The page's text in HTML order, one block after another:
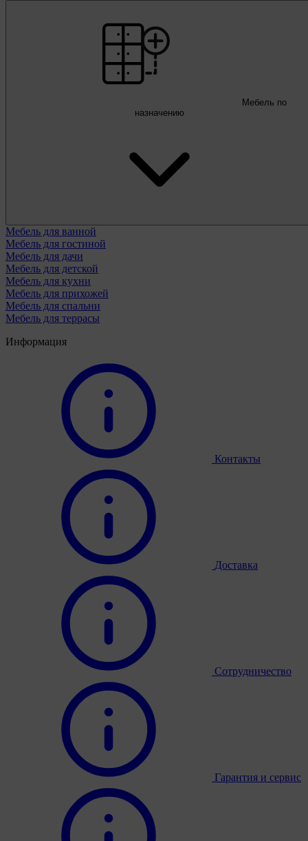
Мебель по
назначению
Мебель для ванной
Мебель для гостиной
Мебель для дачи
Мебель для детской
Мебель для кухни
Мебель для прихожей
Мебель для спальни
Мебель для террасы
Информация
Контакты
Доставка
Сотрудничество
Гарантия и сервис